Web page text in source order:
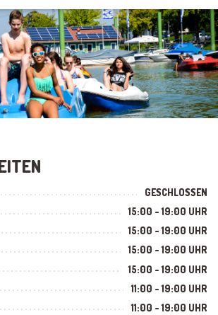
GESCHLOSSEN
15:00 - 19:00 UHR
15:00 - 19:00 UHR
15:00 - 19:00 UHR
15:00 - 19:00 UHR
11:00 - 19:00 UHR
11:00 - 19:00 UHR